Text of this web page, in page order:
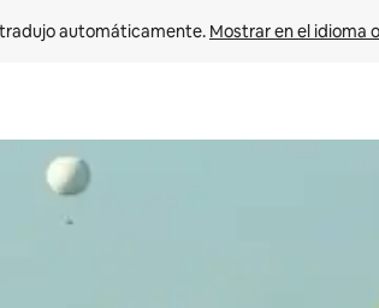
automáticamente. Mostrar en el idioma